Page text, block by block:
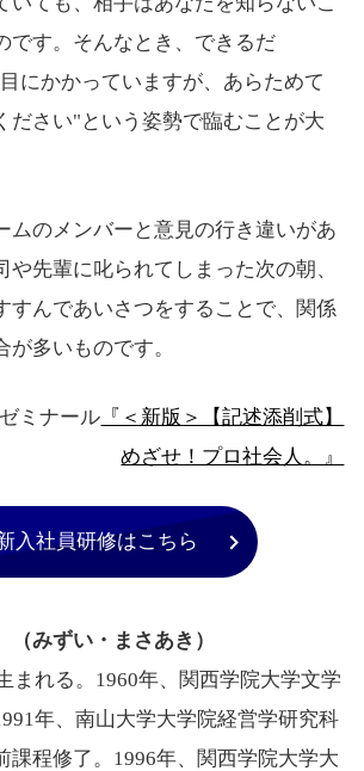
です。そんなとき、できるだ
にかかっていますが、あらためて
ださい"という姿勢で臨むことが大
ムのメンバーと意見の行き違いがあ
や先輩に叱られてしまった次の朝、
すんであいさつをすることで、関係
多いものです。
ミナール 『＜新版＞【記述添削式】
めざせ！プロ社会人。』
入社員研修はこちら
みずい・まさあき）
まれる。1960年、関西学院大学文学
年、南山大学大学院経営学研究科
課程修了。1996年、関西学院大学大